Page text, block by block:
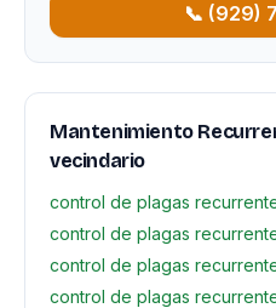
📞 (929)
Mantenimiento
vecindario
control de plagas
control de plagas
control de plagas
control de plagas